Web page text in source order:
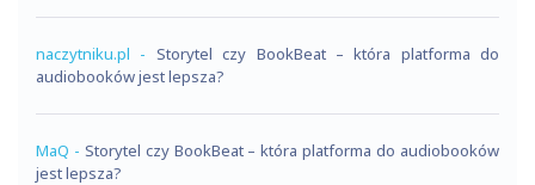
naczytniku.pl - Storytel czy BookBeat – która platforma do
audiobooków jest lepsza?
MaQ - Storytel czy BookBeat – która platforma do audiobooków
jest lepsza?